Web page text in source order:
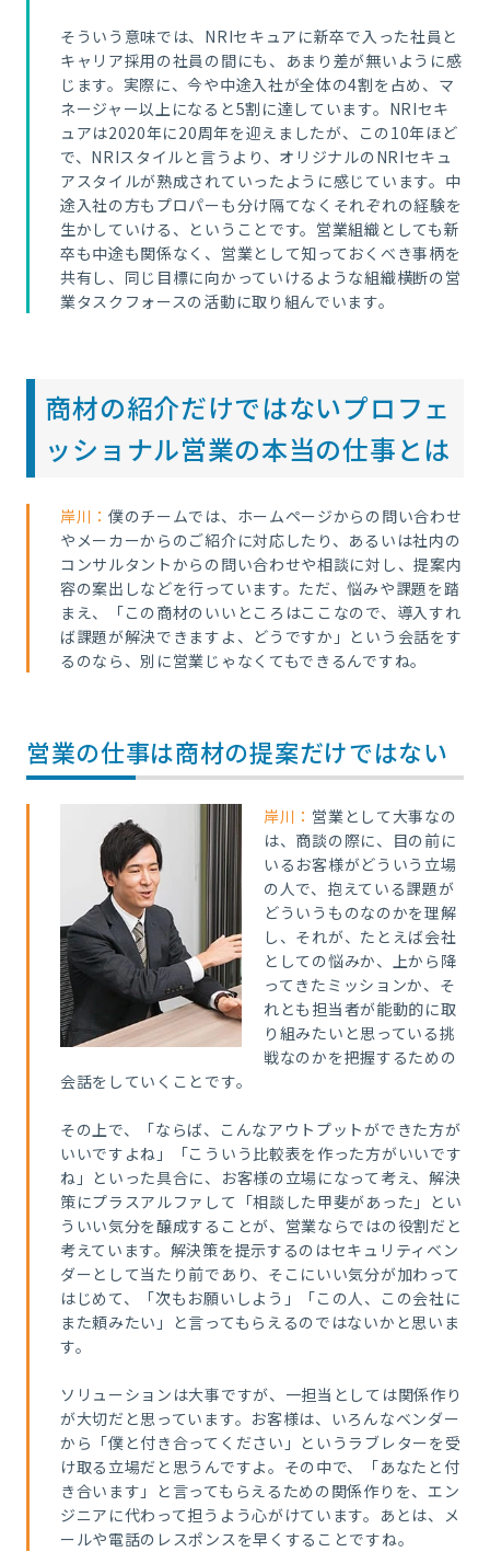
そういう意味では、NRIセキュアに新卒で入った社員と
キャリア採用の社員の間にも、あまり差が無いように感
じます。実際に、今や中途入社が全体の4割を占め、マ
ネージャー以上になると5割に達しています。NRIセキ
ュアは2020年に20周年を迎えましたが、この10年ほど
で、NRIスタイルと言うより、オリジナルのNRIセキュ
アスタイルが熟成されていったように感じています。中
途入社の方もプロパーも分け隔てなくそれぞれの経験を
生かしていける、ということです。営業組織としても新
卒も中途も関係なく、営業として知っておくべき事柄を
共有し、同じ目標に向かっていけるような組織横断の営
業タスクフォースの活動に取り組んでいます。
商材の紹介だけではないプロフェ
ッショナル営業の本当の仕事とは
岸川： 僕のチームでは、ホームページからの問い合わせ
やメーカーからのご紹介に対応したり、あるいは社内の
コンサルタントからの問い合わせや相談に対し、提案内
容の案出しなどを行っています。ただ、悩みや課題を踏
まえ、「この商材のいいところはここなので、導入すれ
ば課題が解決できますよ、どうですか」という会話をす
るのなら、別に営業じゃなくてもできるんですね。
営業の仕事は商材の提案だけではない
岸川： 営業と して大事なの
は、商談の際に、目の前に
いるお客様がどういう立場
の人で、抱えている課題が
どういうものなのかを理解
し、それが、たとえば会社
としての悩みか、上から降
ってきたミッションか、そ
れとも担当者が能動的に取
り組みたいと思っている挑
戦なのかを把握するための
会話をしていくことです。
その上で、「ならば、こんなアウトプットができた方が
いいですよね」「こういう比較表を作った方がいいです
ね」といった具合に、お客様の立場になって考え、解決
策にプラスアルファして「相談した甲斐があった」とい
ういい気分を醸成することが、営業ならではの役割だと
考えています。解決策を提示するのはセキュリティベン
ダーとして当たり前であり、そこにいい気分が加わって
はじめて、「次もお願いしよう」「この人、この会社に
また頼みたい」と言ってもらえるのではないかと思いま
す。
ソリューションは大事ですが、一担当としては関係作り
が大切だと思っています。お客様は、いろんなベンダー
から「僕と付き合ってください」というラブレターを受
け取る立場だと思うんですよ。その中で、「あなたと付
き合います」と言ってもらえるための関係作りを、エン
ジニアに代わって担うよう心がけています。あとは、メ
ールや電話のレスポンスを早くすることですね。